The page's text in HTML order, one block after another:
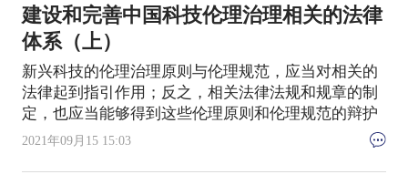
建设和完善中国科技伦理治理相关的法律
体系（上）
新兴科技的伦理治理原则与伦理规范，应当对相关的
法律起到指引作用；反之，相关法律法规和规章的制
定，也应当能够得到这些伦理原则和伦理规范的辩护
2021年09月15 15:03